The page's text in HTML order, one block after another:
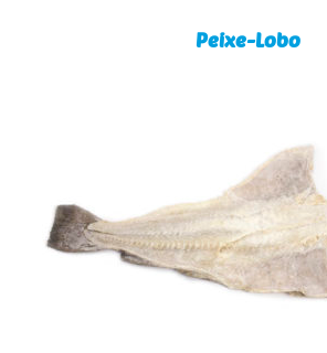
Peixe-Lobo
Bacalhau